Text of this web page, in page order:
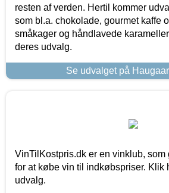
resten af verden. Hertil kommer
som bl.a. chokolade, gourmet kaffe
småkager og håndlavede
deres udvalg.
Se udvalget på
VinTilKostpris.dk er en vinklub, som
for at købe vin til indkøbspriser. Klik
udvalg.